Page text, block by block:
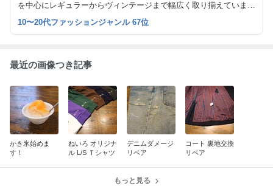
を中心にレギュラーからヴィンテージまで幅広く取り揃えていま
ろしくお願いします。
10〜20代ファッションジャンル 67位
最近の画像つき記事
かき氷始めま
す！
ねいろ オリジナ
ル L/S Ｔシャツ
デニムダメージ
リペア
コート 裏地交換
リペア
もっと見る